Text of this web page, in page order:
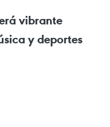
vibrante
y deportes